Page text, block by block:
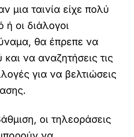
μια ταινία είχε πολύ
οι διάλογοι
θα έπρεπε να
να αναζητήσεις τις
για να βελτιώσεις
οι τηλεοράσεις